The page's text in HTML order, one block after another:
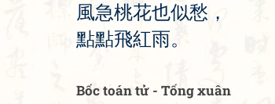
風急桃花也似愁 ，
點點飛紅雨。
Bốc toán tử - Tống xuân